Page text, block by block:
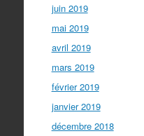
juin 2019
mai 2019
avril 2019
mars 2019
février 2019
janvier 2019
décembre 2018